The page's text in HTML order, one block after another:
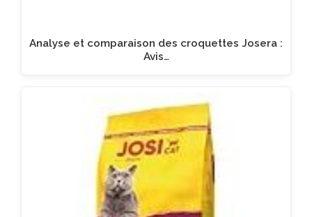
Analyse et comparaison des croquettes Josera :
Avis…